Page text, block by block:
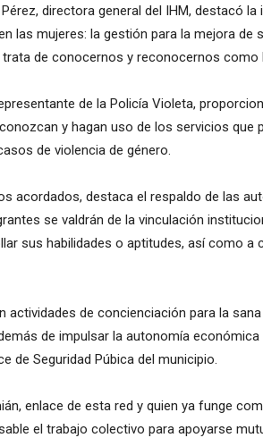
directora general del IHM, destacó
las mujeres: la gestión para la mejora de
trata de conocernos y reconocernos como
de la Policía Violeta,
y hagan uso de los servicios que
de violencia de género.
acordados, destaca el respaldo de las
se valdrán de la vinculación
sus habilidades o aptitudes, así como
actividades de concienciación para la
de impulsar la autonomía
de Seguridad Púbica del municipio.
enlace de esta red y quien ya funge
el trabajo colectivo para apoyarse